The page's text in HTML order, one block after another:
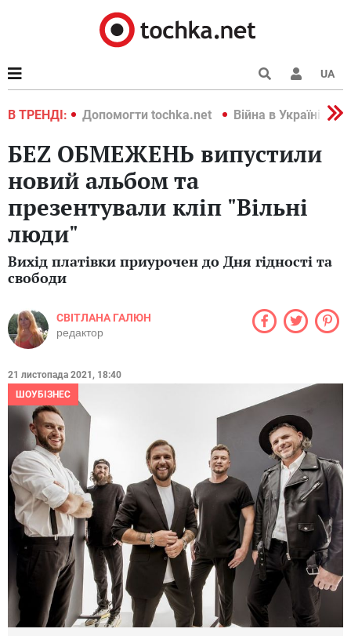
UA
В ТРЕНДІ:
2022 Допомогти tochka.net Війна в Україні 2022
БЕZ ОБМЕЖЕНЬ випустили
новий альбом та
презентували кліп "Вільні
люди"
Вихід платівки приурочен до Дня гідності та
свободи
СВІТЛАНА ГАЛЮН
редактор
21 листопада 2021, 18:40
ШОУБІЗНЕС